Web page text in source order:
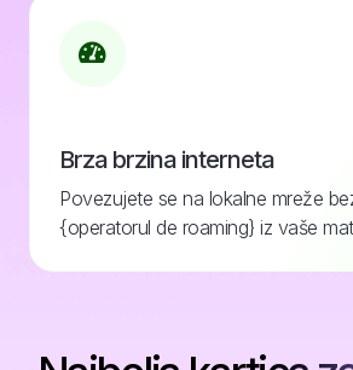
Brza brzina interneta
Povezujete se na lokalne mreže
{operatorul de roaming} iz vaše